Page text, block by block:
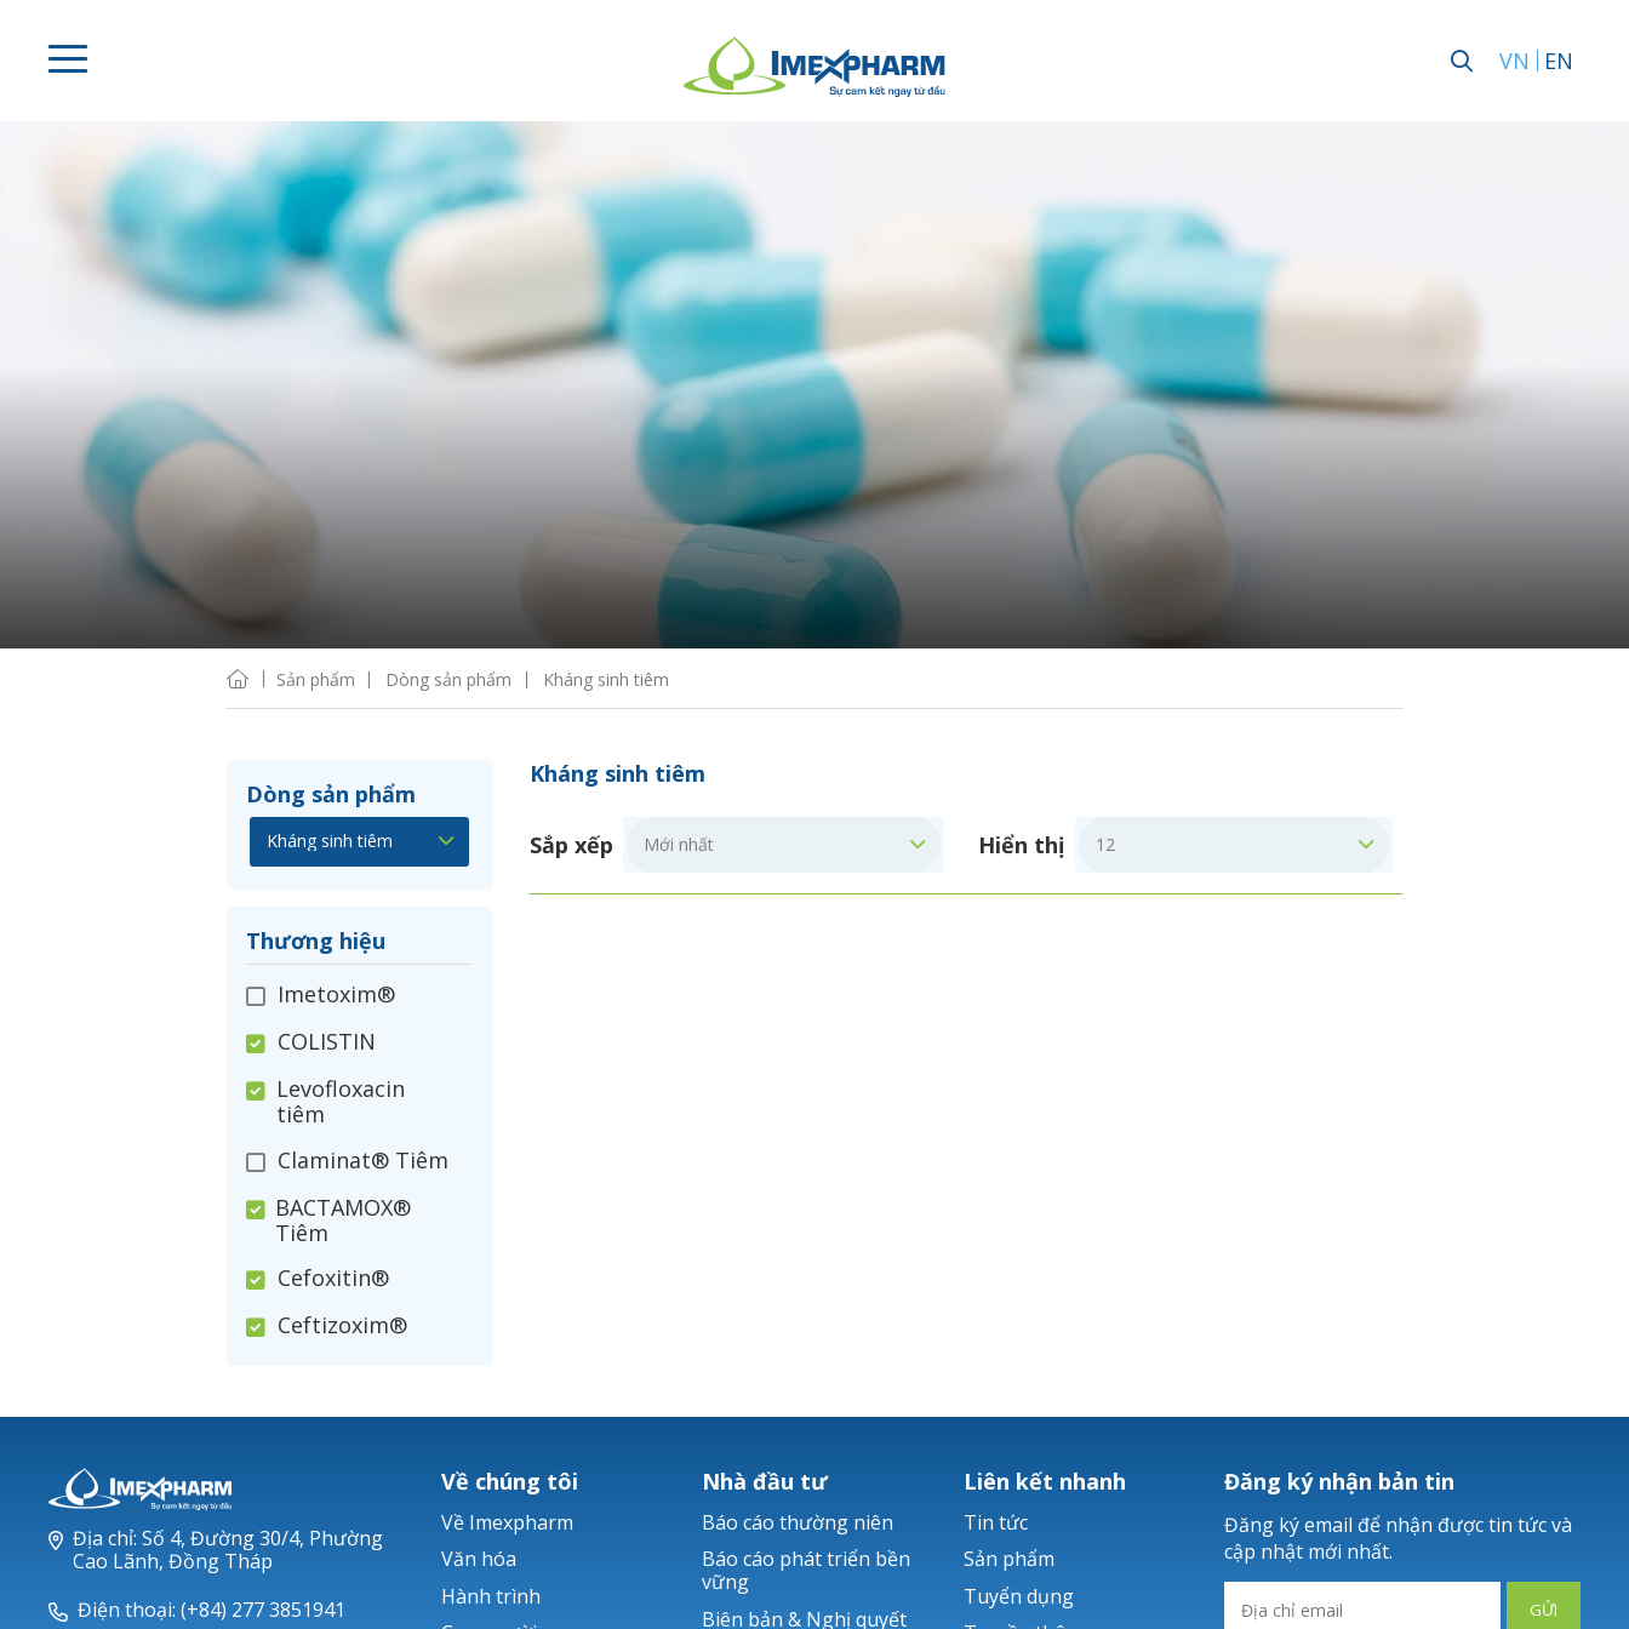
VN EN
Sản phẩm Dòng sản phẩm Kháng sinh tiêm
Dòng sản phẩm
Thương hiệu
Imetoxim®
COLISTIN
Levofloxacin
tiêm
Claminat® Tiêm
BACTAMOX®
Tiêm
Cefoxitin®
Ceftizoxim®
Nerusyn®
Ticarlinat®
Zobacta®
Kháng sinh tiêm
Sắp xếp Hiển thị
Địa chỉ: Số 4, Đường 30/4, Phường
Cao Lãnh, Đồng Tháp
Điện thoại: (+84) 277 3851941
Về chúng tôi
Về Imexpharm
Văn hóa
Hành trình
Nhà đầu tư
Báo cáo thường niên
Báo cáo phát triển bền
vững
Biên bản & Nghị quyết
Liên kết nhanh
Tin tức
Sản phẩm
Tuyển dụng
Đăng ký nhận bản tin
Đăng ký email để nhận được tin tức và
cập nhật mới nhất.
GỬI